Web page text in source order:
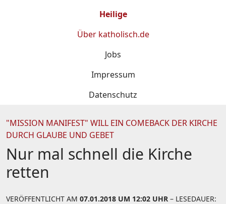
Heilige
Über katholisch.de
Jobs
Impressum
Datenschutz
"MISSION MANIFEST" WILL EIN COMEBACK DER KIRCHE
DURCH GLAUBE UND GEBET
Nur mal schnell die Kirche
retten
VERÖFFENTLICHT AM 07.01.2018 UM 12:02 UHR – LESEDAUER: